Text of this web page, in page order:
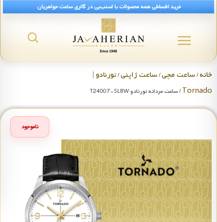
خرید اقساطی همه محصولات با اسنپ‌پی در گالری ساعت جواهریان.
خانه/ساعت مچی/ساعت ژاپنی/تورنادو |
Tornado/ ساعت مردانه تورنادو T24007-SLBW
ناموجود